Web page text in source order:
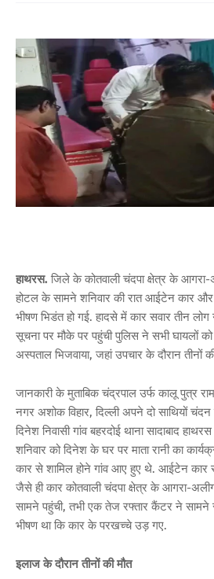
हाथरस. जिले के कोतवाली चंदपा क्षेत्र के आगरा-
होटल के सामने शनिवार की रात आईटेन कार
भीषण भिडंत हो गई. हादसे में कार सवार तीन
सूचना पर मौके पर पहुंची पुलिस ने सभी घायलों
अस्पताल भिजवाया, जहां उपचार के दौरान तीनों
जानकारी के मुताबिक चंद्रपाल उर्फ कालू पुत्र
नगर अशोक विहार, दिल्ली अपने दो साथियों चंदन
दिनेश निवासी गांव बहरदोई थाना सादाबाद
शनिवार को दिनेश के घर पर माता रानी का
कार से शामिल होने गांव आए हुए थे. आईटेन
जैसे ही कार कोतवाली चंदपा क्षेत्र के आगरा-
सामने पहुंची, तभी एक तेज रफ्तार कैंटर ने सामने
भीषण था कि कार के परखच्चे उड़ गए.
इलाज के दौरान तीनों की मौत